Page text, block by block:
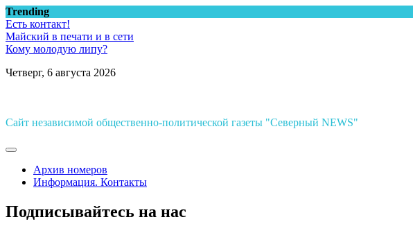
Перейти
к
содержимому
Trending
Есть контакт!
Майский в печати и в сети
Кому молодую липу?
Четверг, 6 августа 2026
Сайт независимой общественно-политической газеты "Северный NEWS"
Архив номеров
Информация. Контакты
Подписывайтесь на нас